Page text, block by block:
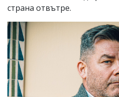
страна отвътре.